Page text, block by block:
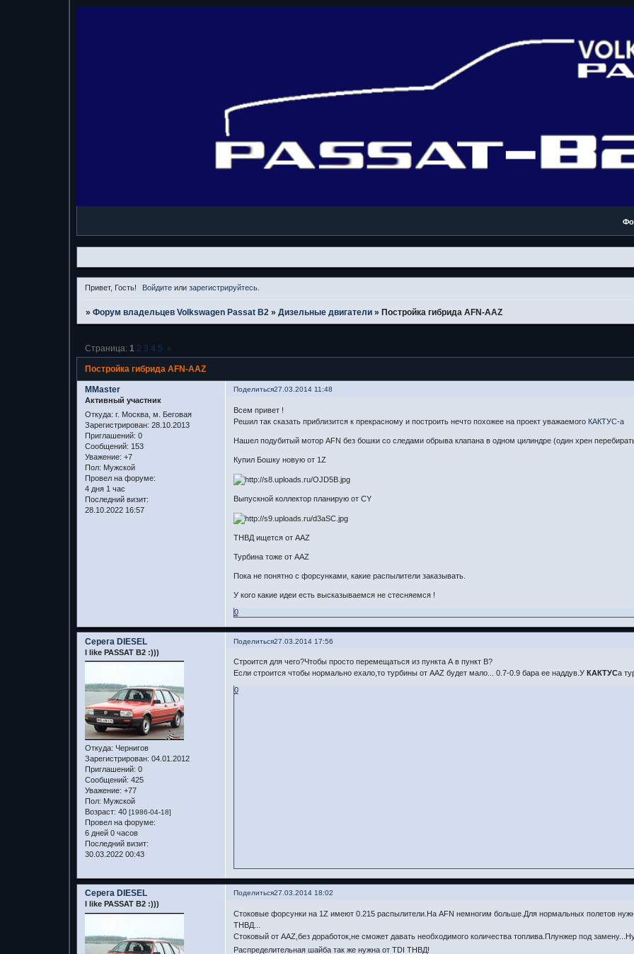
Привет, Гость! Войдите илизарегистрируйтесь.
» Форум владельцев Volkswagen Passat B2 » Дизельные двигатели » Постройка гибрида AFN-AAZ
Постройка гибрида AFN-AAZ
Страница: 1 2 3 4 5 »
Поделиться27.03.2014 11:48
MMaster
Активный участник
Откуда: г. Москва, м. Беговая
Зарегистрирован: 28.10.2013
Приглашений: 0
Сообщений: 153
Уважение: +7
Пол: Мужской
Провел на форуме:
4 дня 1 час
Последний визит:
28.10.2022 16:57
Всем привет !
Решил так сказать приблизится к прекрасному и построить нечто похожее на проект уважаемого КАКТУС-а
Нашел подубитый мотор AFN без бошки со следами обрыва клапана в одном цилиндре (один хрен
Купил Бошку новую от 1Z
Выпускной коллектор планирую от CY
ТНВД ищется от AAZ
Турбина тоже от AAZ
Пока не понятно с форсунками, какие распылители заказывать.
У кого какие идеи есть высказываемся не стесняемся !
0
Поделиться27.03.2014 17:56
Серега DIESEL
I like PASSAT B2 :)))
Откуда: Чернигов
Зарегистрирован: 04.01.2012
Приглашений: 0
Сообщений: 425
Уважение: +77
Пол: Мужской
Возраст: 40 [1986-04-18]
Провел на форуме:
6 дней 0 часов
Последний визит:
30.03.2022 00:43
Строится для чего?Чтобы просто перемещаться из пункта А в пункт В?
Если строится чтобы нормально ехало,то турбины от AAZ будет мало... 0.7-0.9 бара ее наддув.У КАКТУСа
0
Поделиться27.03.2014 18:02
Серега DIESEL
I like PASSAT B2 :)))
Стоковые форсунки на 1Z имеют 0.215 распылители.На AFN немногим больше.Для нормальных полетов
ТНВД...
Стоковый от AAZ,без доработок,не сможет давать необходимого количества топлива.Плунжер под
Распределительная шайба так же нужна от TDI ТНВД!